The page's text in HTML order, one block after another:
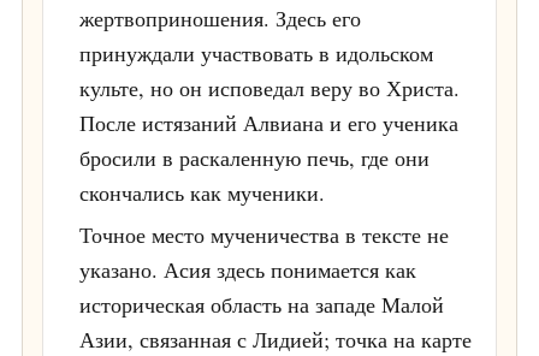
жертвоприношения. Здесь его
принуждали участвовать в идольском
культе, но он исповедал веру во Христа.
После истязаний Алвиана и его ученика
бросили в раскаленную печь, где они
скончались как мученики.
Точное место мученичества в тексте не
указано. Асия здесь понимается как
историческая область на западе Малой
Азии, связанная с Лидией; точка на карте